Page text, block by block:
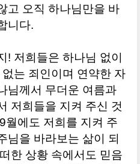
고 오직 하나님만을 바
니다.
! 저희들은 하나님 없이
는 죄인이며 연약한 자
님께서 무더운 여름과
저희들을 지켜 주신 것
월에도 저희를 지켜 주
님을 바라보는 삶이 되
한 상황 속에서도 믿음